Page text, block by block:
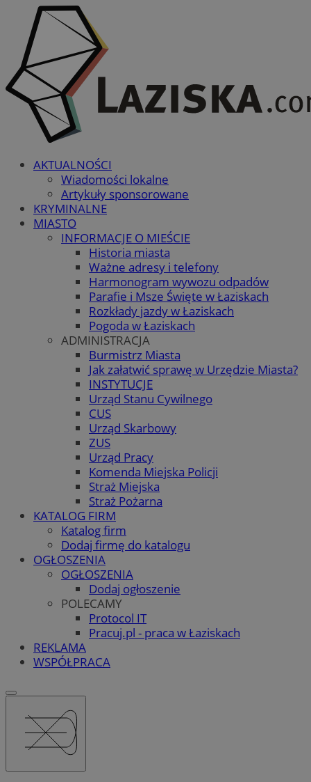
AKTUALNOŚCI
Wiadomości lokalne
Artykuły sponsorowane
KRYMINALNE
MIASTO
INFORMACJE O MIEŚCIE
Historia miasta
Ważne adresy i telefony
Harmonogram wywozu odpadów
Parafie i Msze Święte w Łaziskach
Rozkłady jazdy w Łaziskach
Pogoda w Łaziskach
ADMINISTRACJA
Burmistrz Miasta
Jak załatwić sprawę w Urzędzie Miasta?
INSTYTUCJE
Urząd Stanu Cywilnego
CUS
Urząd Skarbowy
ZUS
Urząd Pracy
Komenda Miejska Policji
Straż Miejska
Straż Pożarna
KATALOG FIRM
Katalog firm
Dodaj firmę do katalogu
OGŁOSZENIA
OGŁOSZENIA
Dodaj ogłoszenie
POLECAMY
Protocol IT
Pracuj.pl - praca w Łaziskach
REKLAMA
WSPÓŁPRACA